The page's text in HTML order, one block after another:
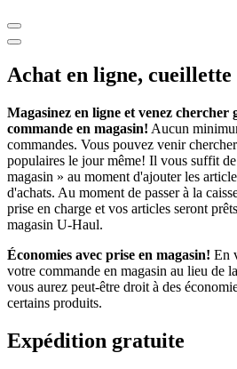
Achat en ligne, cueillette
Magasinez en ligne et venez
commande en magasin! Aucun
commandes. Vous pouvez venir
populaires le jour même! Il vous suffit
magasin » au moment d'ajouter les
d'achats. Au moment de passer à la
prise en charge et vos articles seront
magasin U-Haul.
Économies avec prise en magasin! En
votre commande en magasin au lieu de
vous aurez peut-être droit à des
certains produits.
Expédition gratuite